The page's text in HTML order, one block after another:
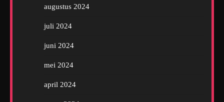
augustus 2024
juli 2024
juni 2024
mei 2024
april 2024